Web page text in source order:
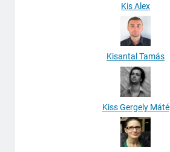
Kis Alex
Kisantal Tamás
Kiss Gergely Máté